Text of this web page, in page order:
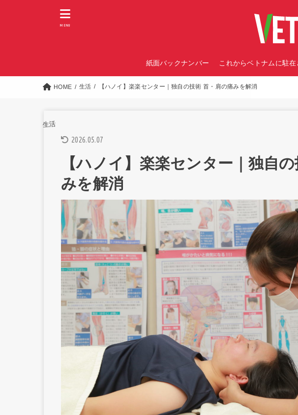
紙面バックナンバー これからベトナムに駐
MENU
HOME 生活 【ハノイ】楽楽センター｜独自の技術 首・肩の痛みを解消
生活
2026.05.07
【ハノイ】楽楽センター｜独自
みを解消